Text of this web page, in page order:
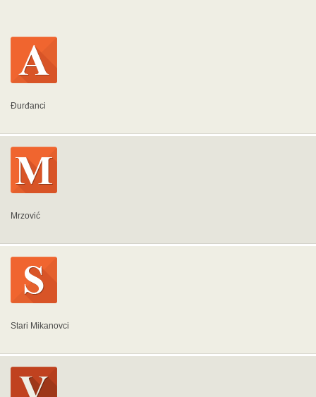
Đurđanci
Mrzović
Stari Mikanovci